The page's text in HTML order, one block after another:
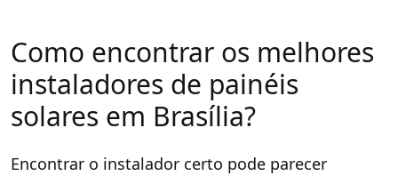
Como encontrar os melhores
instaladores de painéis
solares em Brasília?
Encontrar o instalador certo pode parecer